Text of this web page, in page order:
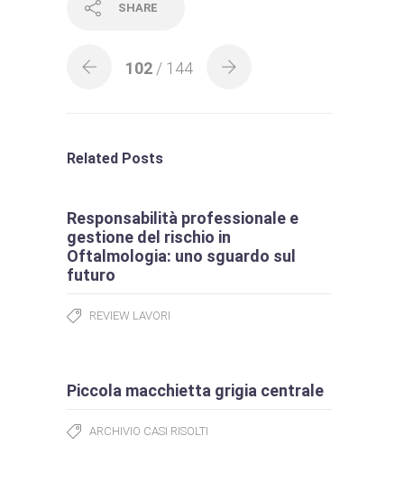
SHARE
102 / 144
Related Posts
Responsabilità professionale e
gestione del rischio in
Oftalmologia: uno sguardo sul
futuro
REVIEW LAVORI
Piccola macchietta grigia centrale
ARCHIVIO CASI RISOLTI